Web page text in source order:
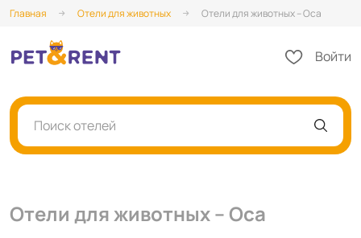
Главная Отели для животных Отели для животных – Оса
Войти
Поиск отелей
Отели для животных – Оса